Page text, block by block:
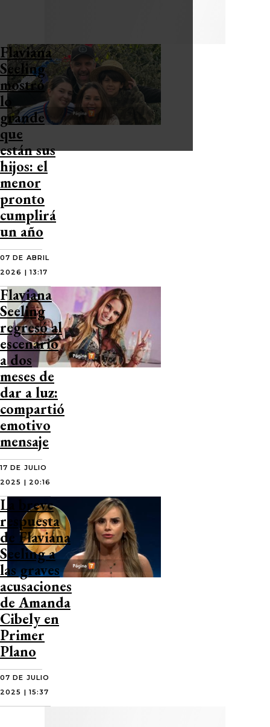
Flaviana
Seeling
mostró
lo
grande
que
están sus
hijos: el
menor
pronto
cumplirá
un año
07 DE ABRIL
2026 | 13:17
Flaviana
Seeling
regresó al
escenario
a dos
meses de
dar a luz:
compartió
emotivo
mensaje
17 DE JULIO
2025 | 20:16
La breve
respuesta
de Flaviana
Seeling a
las graves
acusaciones
de Amanda
Cibely en
Primer
Plano
07 DE JULIO
2025 | 15:37